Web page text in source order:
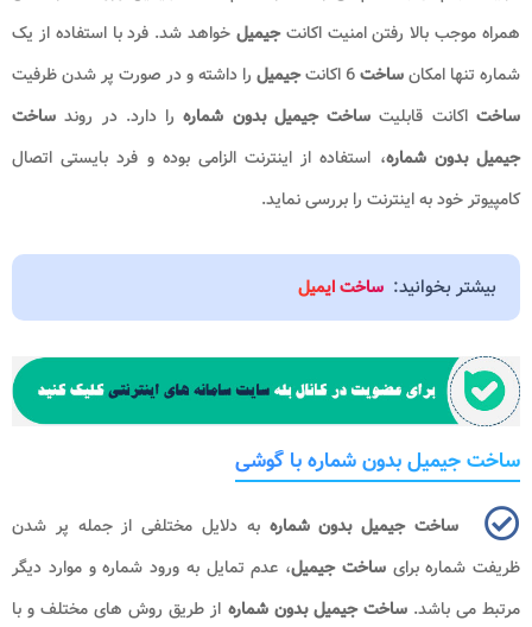
همراه موجب بالا رفتن امنیت اکانتجیمیل خواهد شد. فرد با استفاده از یک
شماره تنها امکانساخت6 اکانت جیمیل را داشته و در صورت پر شدن ظرفیت
ساختاکانت قابلیت ساخت جیمیل بدون شمارهرا دارد. در روندساخت
جیمیل بدون شماره، استفاده از اینترنت الزامی بوده و فرد بایستی اتصال
کامپیوتر خود به اینترنت را بررسی نماید.
بیشتر بخوانید: ساخت ایمیل
ساخت جیمیل بدون شماره با گوشی
ساخت جیمیل بدون شماره به دلایل مختلفی از جمله پر شدن
ظریفت شماره برایساخت جیمیل، عدم تمایل به ورود شماره و موارد دیگر
مرتبط می باشد.ساخت جیمیل بدون شماره از طریق روش های مختلف و با